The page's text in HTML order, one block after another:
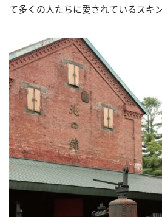
て多くの人たちに愛されているスキ